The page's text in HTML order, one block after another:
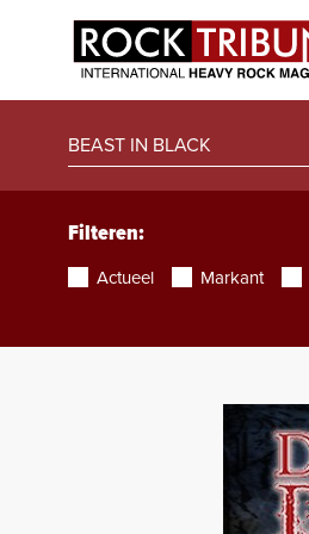
Filteren:
Actueel Markant